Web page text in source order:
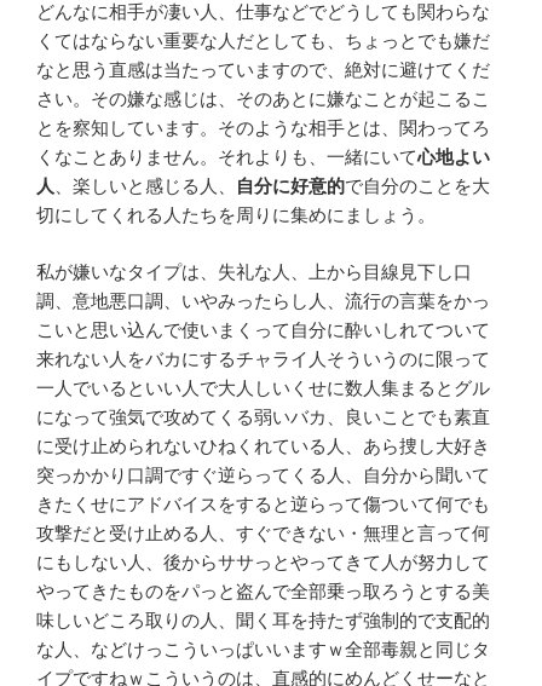
どんなに相手が凄い人、仕事などでどうしても関わらな
くてはならない重要な人だとしても、ちょっとでも嫌だ
なと思う直感は当たっていますので、絶対に避けてくだ
さい。その嫌な感じは、そのあとに嫌なことが起こるこ
とを察知しています。そのような相手とは、関わってろ
くなことありません。それよりも、一緒にいて心地よい
人
、楽しいと感じる人、 自分に好意的で自分のことを大
切にしてくれる人たちを周りに集めにましょう。
私が嫌いなタイプは、失礼な人、上から目線見下し口
調、意地悪口調、いやみったらし人、流行の言葉をかっ
こいと思い込んで使いまくって自分に酔いしれてついて
来れない人をバカにするチャライ人そういうのに限って
一人でいるといい人で大人しいくせに数人集まるとグル
になって強気で攻めてくる弱いバカ、良いことでも素直
に受け止められないひねくれている人、あら捜し大好き
突っかかり口調ですぐ逆らってくる人、自分から聞いて
きたくせにアドバイスをすると逆らって傷ついて何でも
攻撃だと受け止める人、すぐできない・無理と言って何
にもしない人、後からササっとやってきて人が努力して
やってきたものをパっと盗んで全部乗っ取ろうとする美
味しいどころ取りの人、聞く耳を持たず強制的で支配的
な人、などけっこういっぱいいますｗ全部毒親と同じタ
イプですねｗこういうのは、直感的にめんどくせーなと